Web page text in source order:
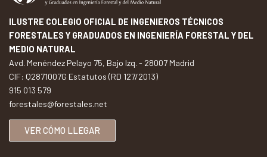
ILUSTRE COLEGIO OFICIAL DE INGENIEROS TÉCNICOS
FORESTALES Y GRADUADOS EN INGENIERÍA FORESTAL Y DEL
MEDIO NATURAL
Avd. Menéndez Pelayo 75, Bajo Izq. - 28007 Madrid
CIF: Q2871007G Estatutos (RD 127/2013)
915 013 579
forestales@forestales.net
VER CÓMO LLEGAR